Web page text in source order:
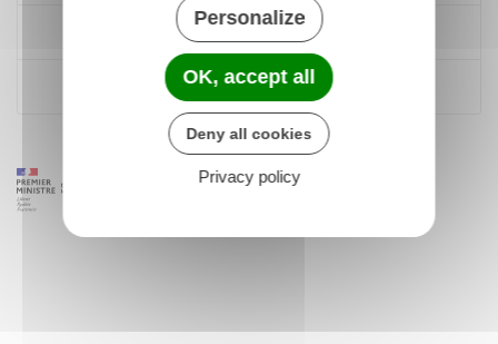
Code du travail : articles R3143-1 à R3143-3
Code du travail : article L3141-16
Personalize
OK, accept all
Deny all cookies
Privacy policy